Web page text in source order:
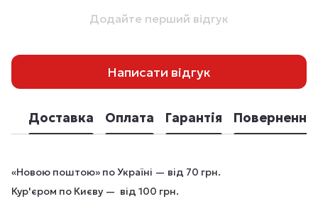
Додайте перший відгук
Написати відгук
Доставка Оплата Гарантія Повернення
«Новою поштою» по Україні — від 70 грн.
Кур'єром по Києву — від 100 грн.